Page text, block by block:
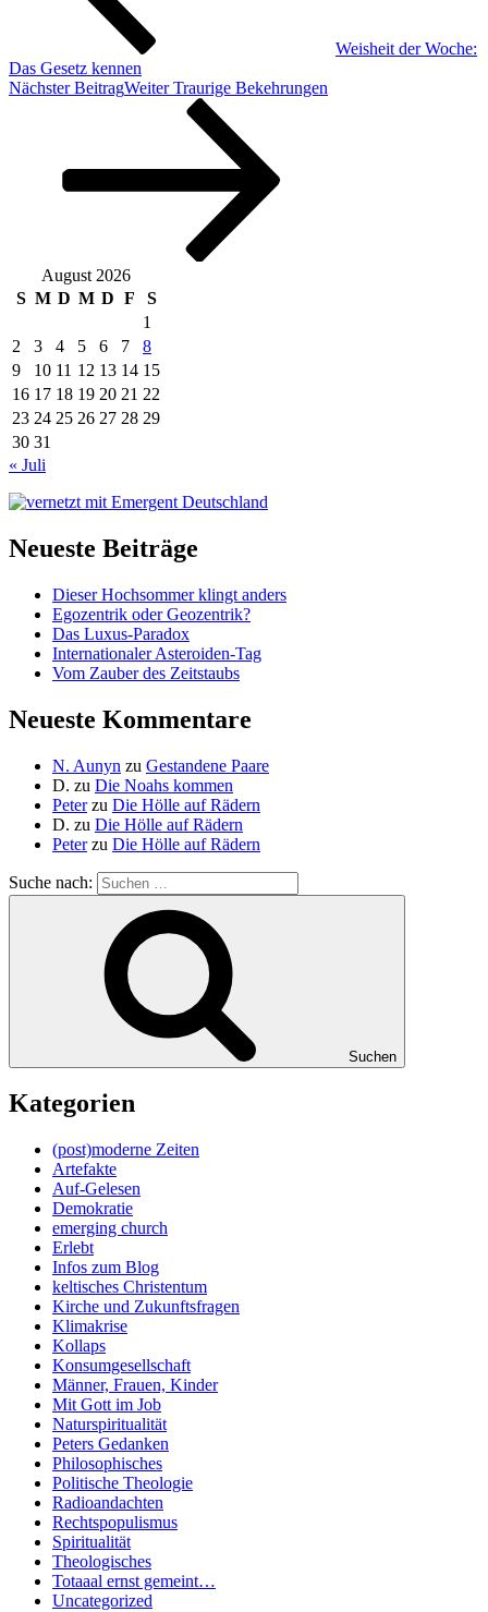
Weisheit der Woche:
Das Gesetz kennen
Nächster BeitragWeiter Traurige Bekehrungen
August 2026
S M D M D F
S
1
2
3 4 5 6 7
8
9
10 11 12 13 14 15
16 17 18 19 20 21 22
23 24 25 26 27 28 29
30 31
« Juli
Neueste Beiträge
Dieser Hochsommer klingt anders
Egozentrik oder Geozentrik?
Das Luxus-Paradox
Internationaler Asteroiden-Tag
Vom Zauber des Zeitstaubs
Neueste Kommentare
N. Aunyn zu Gestandene Paare
D. zu Die Noahs kommen
Peterzu Die Hölle auf Rädern
D. zu Die Hölle auf Rädern
Peterzu Die Hölle auf Rädern
Suche nach:
Suchen
Kategorien
(post)moderne Zeiten
Artefakte
Auf-Gelesen
Demokratie
emerging church
Erlebt
Infos zum Blog
keltisches Christentum
Kirche und Zukunftsfragen
Klimakrise
Kollaps
Konsumgesellschaft
Männer, Frauen, Kinder
Mit Gott im Job
Naturspiritualität
Peters Gedanken
Philosophisches
Politische Theologie
Radioandachten
Rechtspopulismus
Spiritualität
Theologisches
Totaaal ernst gemeint…
Uncategorized